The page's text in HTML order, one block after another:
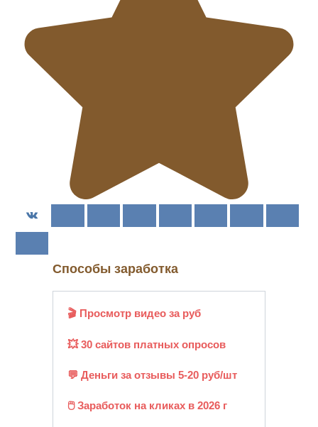
Способы заработка
🎬 Просмотр видео за руб
💥 30 сайтов платных опросов
💬 Деньги за отзывы 5-20 руб/шт
🖱️ Заработок на кликах в 2026 г